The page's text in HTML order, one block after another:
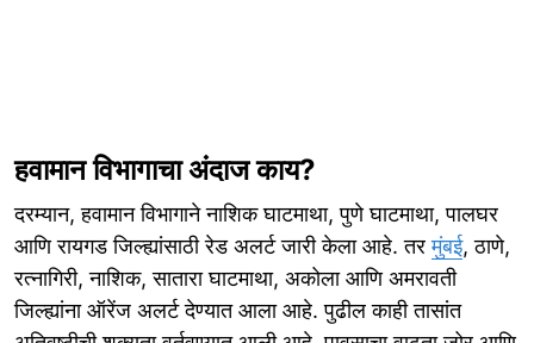
हवामान विभागाचा अंदाज काय?
दरम्यान, हवामान विभागाने नाशिक घाटमाथा, पुणे घाटमाथा, पालघर
आणि रायगड जिल्ह्यांसाठी रेड अलर्ट जारी केला आहे. तरमुंबई, ठाणे,
रत्नागिरी, नाशिक, सातारा घाटमाथा, अकोला आणि अमरावती
जिल्ह्यांना ऑरेंज अलर्ट देण्यात आला आहे. पुढील काही तासांत